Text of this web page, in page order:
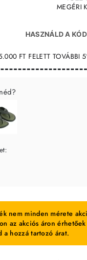
MEGÉRI
HASZNÁLD A
FT FELETT TOVÁBBI
nem minden mérete
az akciós áron
a hozzá tartozó árat.